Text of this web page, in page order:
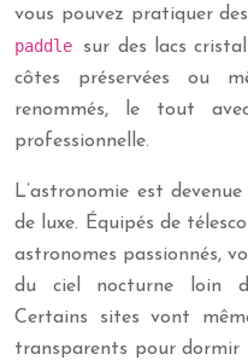
vous pouvez pratiquer
paddle sur des lacs
côtes préservées ou
renommés, le tout
professionnelle.
L’astronomie est
de luxe. Équipés de
astronomes passionnés,
du ciel nocturne loin
Certains sites vont
transparents pour dormir